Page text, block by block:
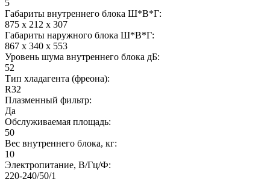
5
Габариты внутреннего блока Ш*В*Г:
875 x 212 x 307
Габариты наружного блока Ш*В*Г:
867 x 340 x 553
Уровень шума внутреннего блока дБ:
52
Тип хладагента (фреона):
R32
Плазменный фильтр:
Да
Обслуживаемая площадь:
50
Вес внутреннего блока, кг:
10
Электропитание, В/Гц/Ф:
220-240/50/1